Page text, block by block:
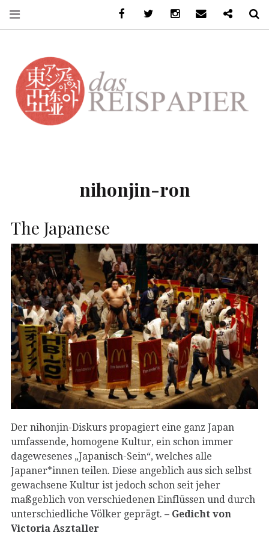
nihonjin-ron
The Japanese
Der nihonjin-Diskurs propagiert eine ganz Japan
umfassende, homogene Kultur, ein schon immer
dagewesenes „Japanisch-Sein“, welches alle
Japaner*innen teilen. Diese angeblich aus sich selbst
gewachsene Kultur ist jedoch schon seit jeher
maßgeblich von verschiedenen Einflüssen und durch
unterschiedliche Völker geprägt. – Gedicht von
Victoria Asztaller
FacebookTwitter InstagramEmail Ko-Fi